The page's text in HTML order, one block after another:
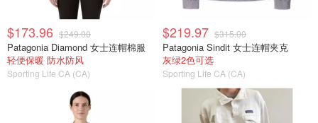
$173.96 $249.00
Patagonia Diamond 女士连帽棉服
轻便保暖 防水防风
Sporting Life CA (CA)
$219.97 $315.00
Patagonia Sindit 女士连帽夹克
灰绿2色可选
Sporting Life CA (CA)